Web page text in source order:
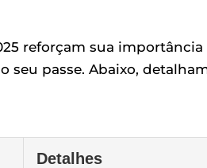
reforçam sua importância
passe. Abaixo,
Detalhes